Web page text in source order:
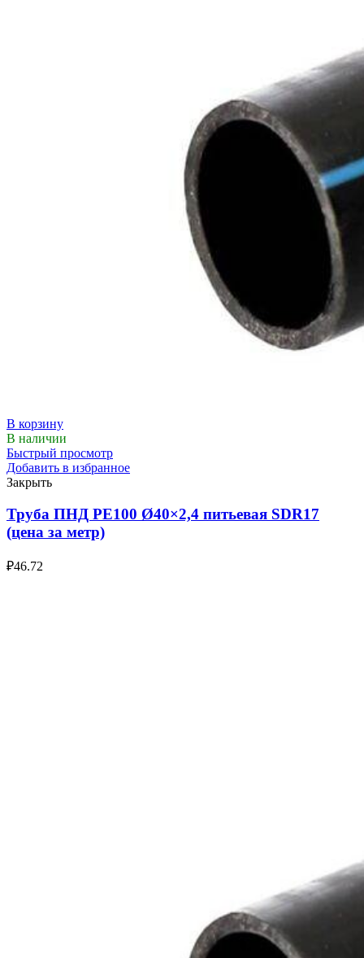
В корзину
В наличии
Быстрый просмотр
Добавить в избранное
Закрыть
Труба ПНД РЕ100 Ø40×2,4 питьевая SDR17
(цена за метр)
₽46.72